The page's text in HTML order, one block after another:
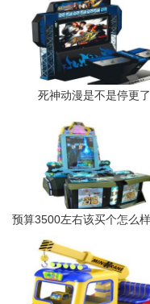
死神动漫是不是停更了